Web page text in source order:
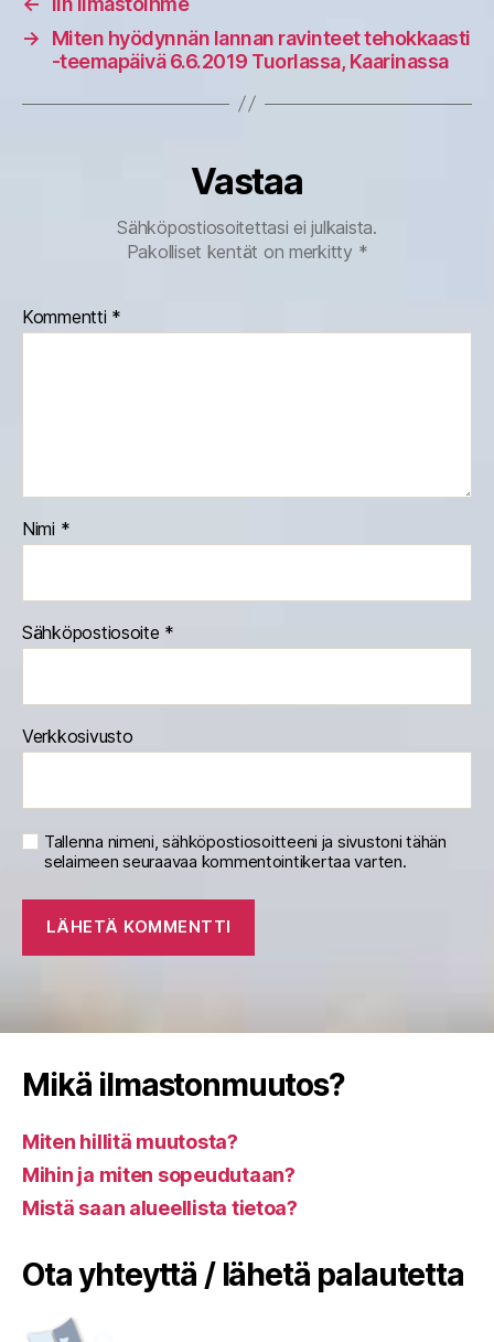
→
Miten hyödynnän lannan ravinteet tehokkaasti
-teemapäivä 6.6.2019 Tuorlassa, Kaarinassa
Vastaa
Sähköpostiosoitettasi ei julkaista.
Pakolliset kentät on merkitty *
Kommentti *
Nimi *
Sähköpostiosoite *
Verkkosivusto
Tallenna nimeni, sähköpostiosoitteeni ja sivustoni tähän
selaimeen seuraavaa kommentointikertaa varten.
Mikä ilmastonmuutos?
Miten hillitä muutosta?
Mihin ja miten sopeudutaan?
Mistä saan alueellista tietoa?
Ota yhteyttä / lähetä palautetta